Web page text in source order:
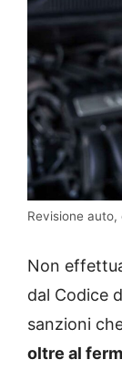
Revisione
Non
dal Codice
sanzioni
oltre al